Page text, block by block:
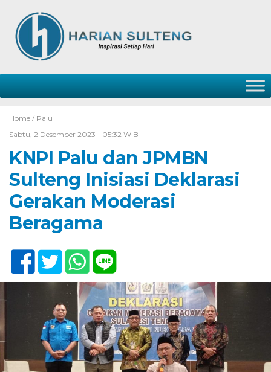
Home / Palu
Sabtu, 2 Desember 2023 - 05:32 WIB
KNPI Palu dan JPMBN
Sulteng Inisiasi Deklarasi
Gerakan Moderasi
Beragama